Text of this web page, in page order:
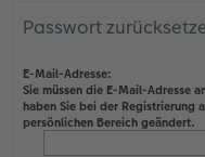
Passwort
E-Mail-Adresse:
Sie müssen die E-Mail-Adresse
haben Sie bei der Registrierung
persönlichen Bereich geändert.